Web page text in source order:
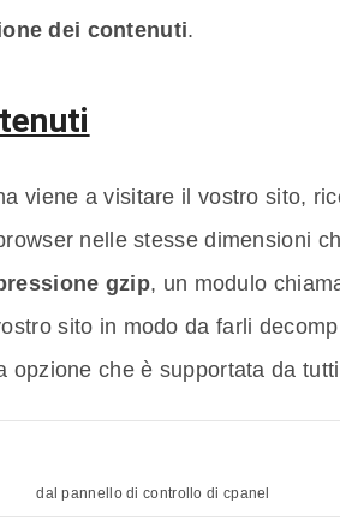
dei contenuti.
viene a visitare il vostro sito,
nelle stesse dimensioni
gzip, un modulo
sito in modo da farli
opzione che è supportata da
dal pannello di controllo di cpanel